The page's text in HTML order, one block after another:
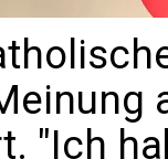
"Ich